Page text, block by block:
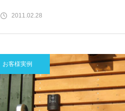
2011.02.28
お客様実例